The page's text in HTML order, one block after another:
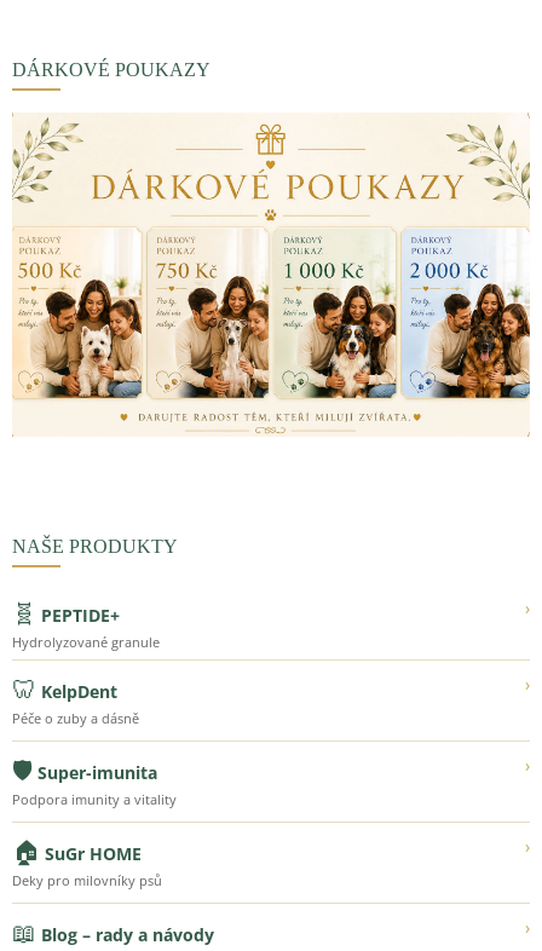
DÁRKOVÉ POUKAZY
NAŠE PRODUKTY
🧬 PEPTIDE+ ›
Hydrolyzované granule
🦷 KelpDent ›
Péče o zuby a dásně
🛡️ Super-imunita ›
Podpora imunity a vitality
🏠 SuGr HOME ›
Deky pro milovníky psů
📖 Blog – rady a návody ›